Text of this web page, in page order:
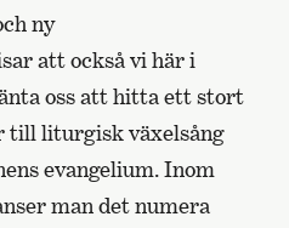
ny
att också vi här i
oss att hitta ett stort
till liturgisk växelsång
evangelium. Inom
man det numera